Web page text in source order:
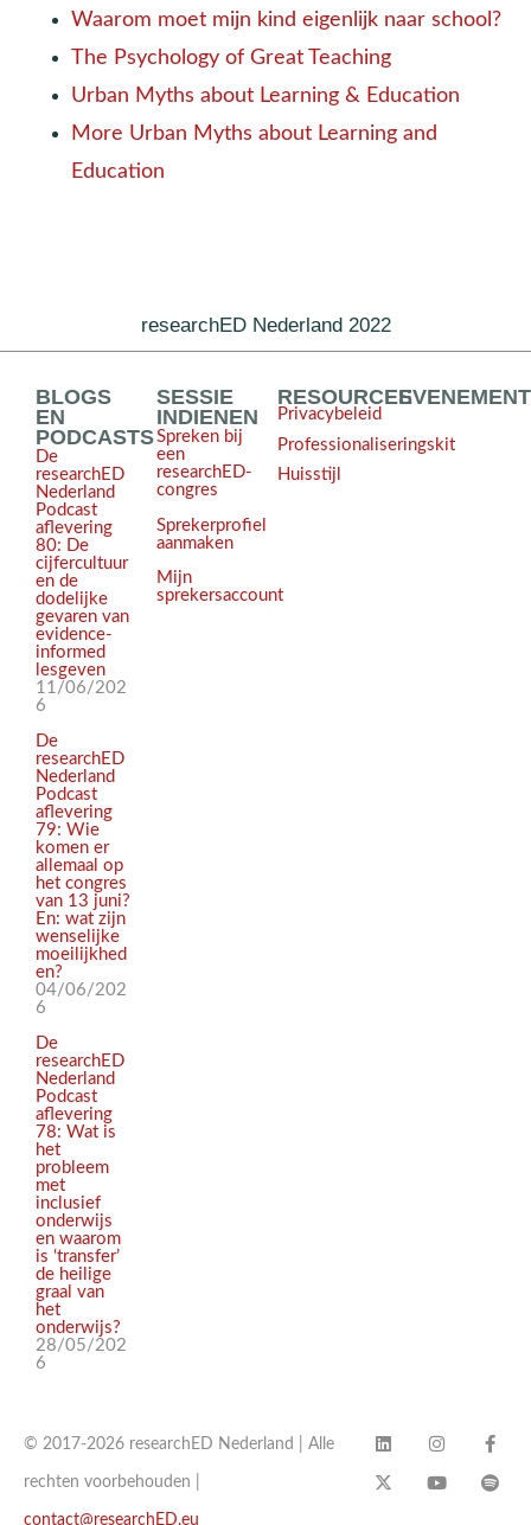
Waarom moet mijn kind eigenlijk naar school?
The Psychology of Great Teaching
Urban Myths about Learning & Education
More Urban Myths about Learning and
Education
researchED Nederland 2022
BLOGS
EN
PODCASTS
De
researchED
Nederland
Podcast
aflevering
80: De
cijfercultuur
en de
dodelijke
gevaren van
evidence-
informed
lesgeven
11/06/202
6
De
researchED
Nederland
Podcast
aflevering
79: Wie
komen er
allemaal op
het congres
van 13 juni?
En: wat zijn
wenselijke
moeilijkhed
en?
04/06/202
6
De
researchED
Nederland
Podcast
aflevering
78: Wat is
het
probleem
met
inclusief
onderwijs
en waarom
is ‘transfer’
de heilige
graal van
het
onderwijs?
28/05/202
6
SESSIE
INDIENEN
Spreken bij
een
researchED-
congres
Sprekerprofiel
aanmaken
Mijn
sprekersaccount
RESOURCES
Privacybeleid
Professionaliseringskit
Huisstijl
© 2017-2026 researchED Nederland | Alle
rechten voorbehouden |
contact@researchED.eu